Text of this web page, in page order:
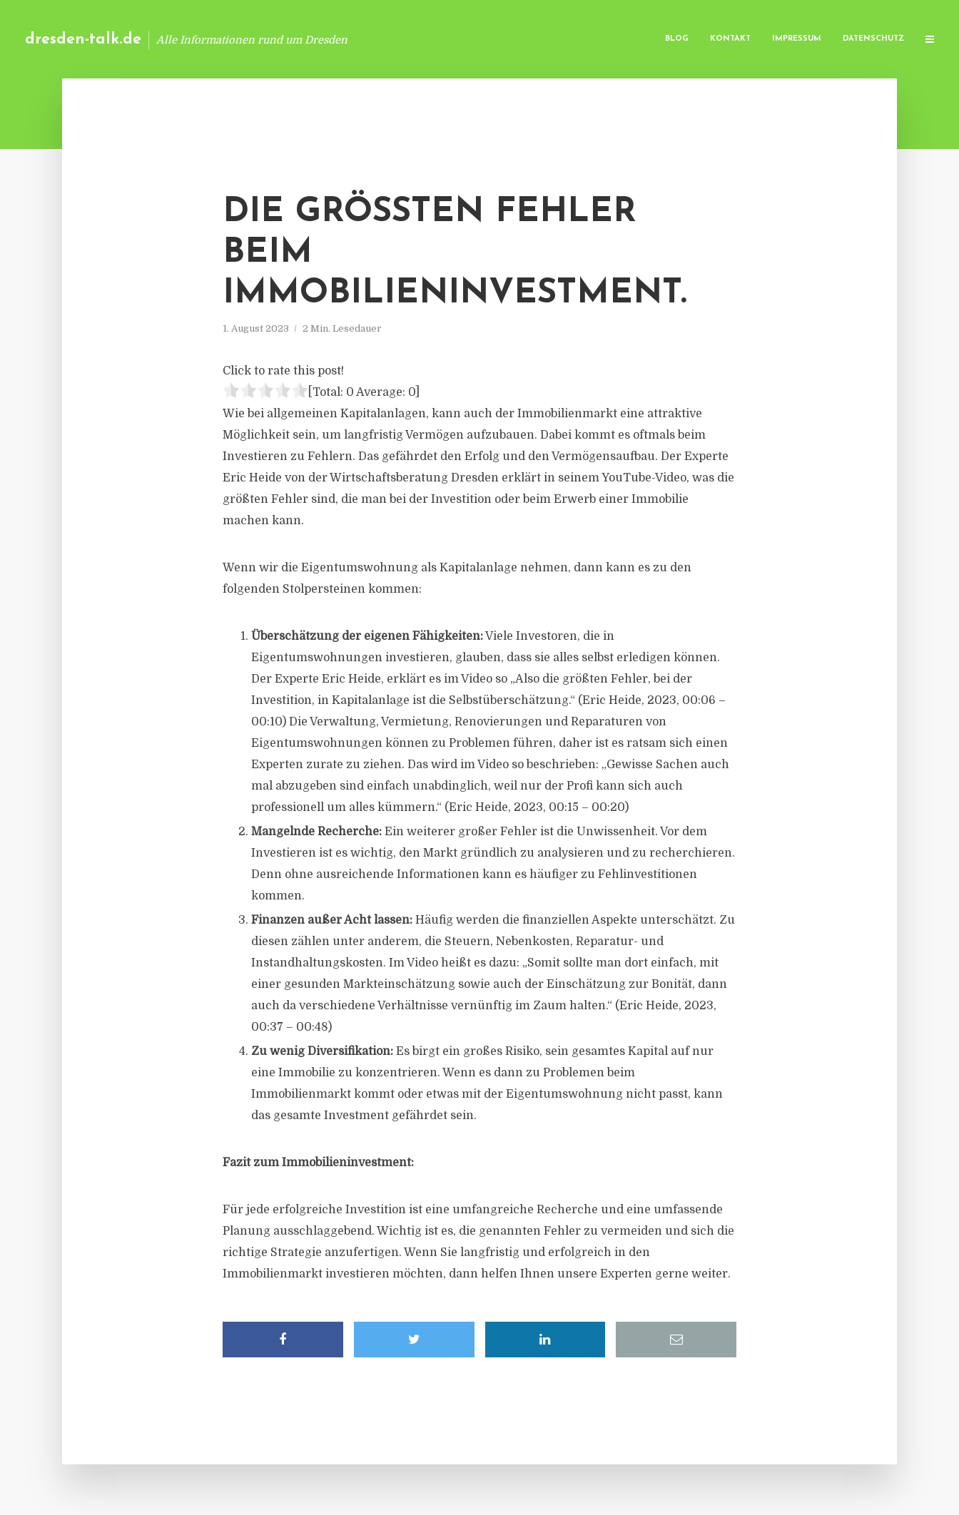
dresden-talk.de Alle Informationen rund um Dresden BLOG KONTAKT IMPRESSUM DATENSCHUTZ
DIE GRÖSSTEN FEHLER B
EIM I
MMOBILIENINVESTMENT.
1. August 2023 2 Min. Lesedauer
Click to rate this post!
[Total: 0 Average: 0
Wie bei allgemeinen Kapitalanlagen, kann auch der Immobilienmarkt eine attraktive
Möglichkeit sein, um langfristig Vermögen aufzubauen. Dabei kommt es oftmals beim
Investieren zu Fehlern. Das gefährdet den Erfolg und den Vermögensaufbau. Der Experte
Eric Heide von der Wirtschaftsberatung Dresden erklärt in seinem YouTube-Video, was die
größten Fehler sind, die man bei der Investition oder beim Erwerb einer Immobilie
machen kann.
Wenn wir die Eigentumswohnung als Kapitalanlage nehmen, dann kann es zu den
folgenden Stolpersteinen kommen:
Überschätzung der eigenen Fähigkeiten:Viele Investoren, die in
Eigentumswohnungen investieren, glauben, dass sie alles selbst erledigen können.
Der Experte Eric Heide, erklärt es im Video so „Also die größten Fehler, bei der
Investition, in Kapitalanlage ist die Selbstüberschätzung.“ (Eric Heide, 2023, 00:06 –
00:10) Die Verwaltung, Vermietung, Renovierungen und Reparaturen von
Eigentumswohnungen können zu Problemen führen, daher ist es ratsam sich einen
Experten zurate zu ziehen. Das wird im Video so beschrieben: „Gewisse Sachen auch
mal abzugeben sind einfach unabdinglich, weil nur der Profi kann sich auch
professionell um alles kümmern.“ (Eric Heide, 2023, 00:15 – 00:20)
Mangelnde Recherche: Ein weiterer großer Fehler ist die Unwissenheit. Vor dem
Investieren ist es wichtig, den Markt gründlich zu analysieren und zu recherchieren.
Denn ohne ausreichende Informationen kann es häufiger zu Fehlinvestitionen
kommen.
Finanzen außer Acht lassen: Häufig werden die finanziellen Aspekte unterschätzt. Zu
diesen zählen unter anderem, die Steuern, Nebenkosten, Reparatur- und
Instandhaltungskosten. Im Video heißt es dazu: „Somit sollte man dort einfach, mit
einer gesunden Markteinschätzung sowie auch der Einschätzung zur Bonität, dann
auch da verschiedene Verhältnisse vernünftig im Zaum halten.“ (Eric Heide, 2023,
00:37 – 00:48)
Zu wenig Diversifikation: Es birgt ein großes Risiko, sein gesamtes Kapital auf nur
eine Immobilie zu konzentrieren. Wenn es dann zu Problemen beim
Immobilienmarkt kommt oder etwas mit der Eigentumswohnung nicht passt, kann
das gesamte Investment gefährdet sein.
Fazit zum Immobilieninvestment:
Für jede erfolgreiche Investition ist eine umfangreiche Recherche und eine umfassende
Planung ausschlaggebend. Wichtig ist es, die genannten Fehler zu vermeiden und sich die
richtige Strategie anzufertigen. Wenn Sie langfristig und erfolgreich in den
Immobilienmarkt investieren möchten, dann helfen Ihnen unsere Experten gerne weiter.